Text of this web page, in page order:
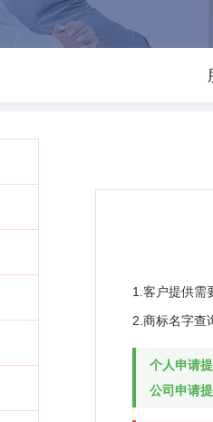
1.客户提供需
2.商标名字查
个人申请
公司申请